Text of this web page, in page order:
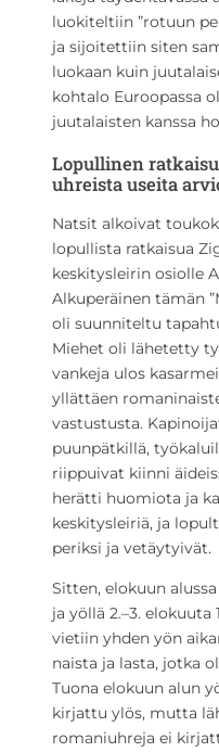
luokiteltiin ”rotuun
ja sijoitettiin siten
luokaan kuin
kohtalo Euroopassa
juutalaisten kanssa
Lopullinen
uhreista useita
Natsit alkoivat
lopullista ratkaisua
keskitysleirin osiolle
Alkuperäinen tämän
oli suunniteltu
Miehet oli lähetetty
vankeja ulos
yllättäen
vastustusta.
puunpätkillä,
riippuivat kiinni
herätti huomiota ja
keskitysleiriä, ja
periksi ja vetäytyivät.
Sitten, elokuun
ja yöllä 2.–3.
vietiin yhden yön
naista ​​ja lasta, jotka
Tuona elokuun alun
kirjattu ylös, mutta
romaniuhreja ei